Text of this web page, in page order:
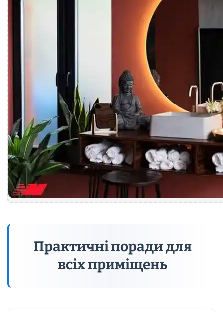
Практичні поради для
всіх приміщень